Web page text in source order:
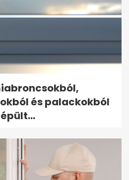
és palackokból
épült...